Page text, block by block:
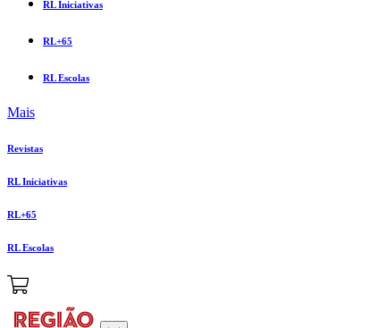
RL Iniciativas
RL+65
RL Escolas
Mais
Revistas
RL Iniciativas
RL+65
RL Escolas